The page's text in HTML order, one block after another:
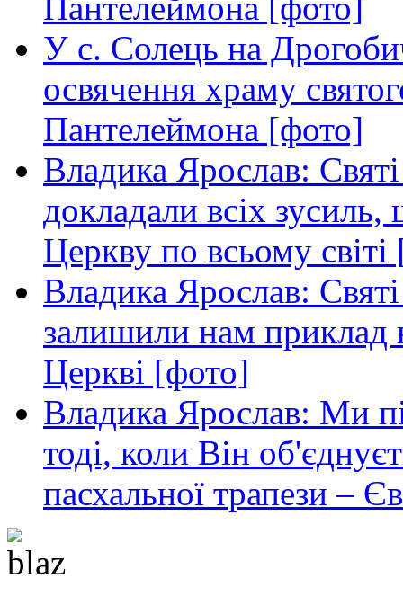
У с. Солець на
освячення храму
Пантелеймона [фото]
Владика Ярослав:
докладали всіх
Церкву по всьому
Владика Ярослав:
залишили нам приклад
Церкві [фото]
Владика Ярослав: Ми
тоді, коли Він
пасхальної трапези –